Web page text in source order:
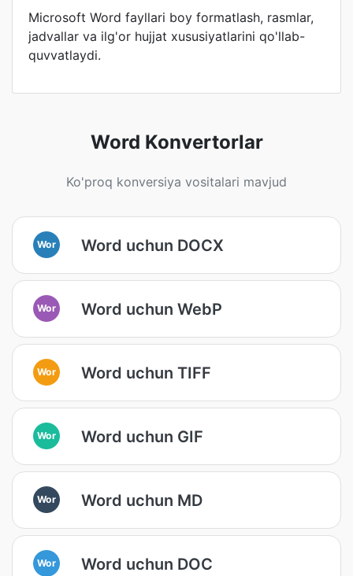
Microsoft Word fayllari boy formatlash, rasmlar,
jadvallar va ilg'or hujjat xususiyatlarini qo'llab-
quvvatlaydi.
Word Konvertorlar
Ko'proq konversiya vositalari mavjud
Wor Word uchun DOCX
Wor Word uchun WebP
Wor Word uchun TIFF
Wor Word uchun GIF
Wor Word uchun MD
Wor Word uchun DOC